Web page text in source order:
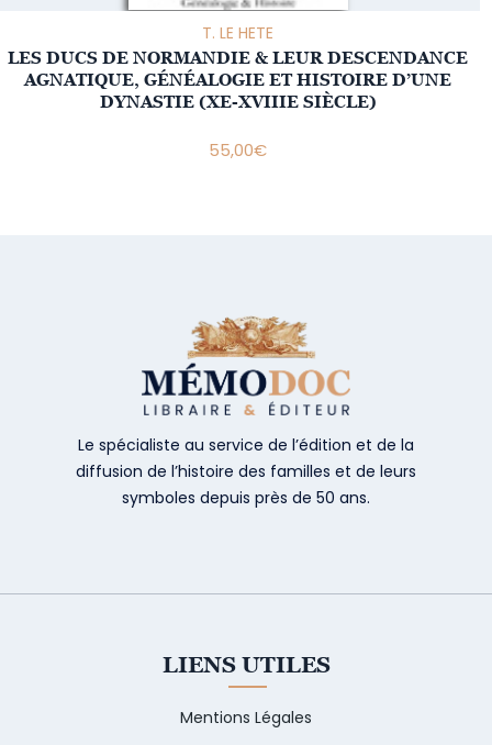
T. LE HETE
LES DUCS DE NORMANDIE & LEUR DESCENDANCE
AGNATIQUE, GÉNÉALOGIE ET HISTOIRE D’UNE
DYNASTIE (XE-XVIIIE SIÈCLE)
55,00€
Le spécialiste au service de l’édition et de la
diffusion de l’histoire des familles et de leurs
symboles depuis près de 50 ans.
LIENS UTILES
Mentions Légales